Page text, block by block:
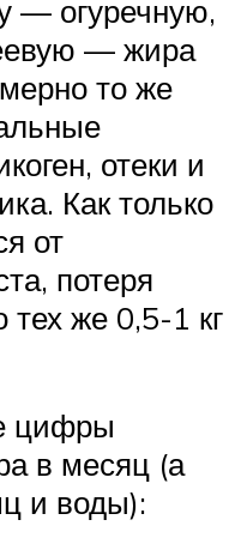
— огуречную,
— жира
то же
отеки и
Как только
от
потеря
тех же 0,5-1 кг
цифры
в месяц (а
и воды):